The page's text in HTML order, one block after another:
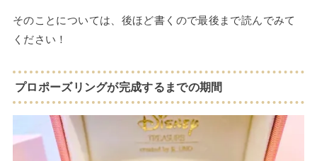
そのことについては、後ほど書くので最後まで読んでみて
ください！
プロポーズリングが完成するまでの期間